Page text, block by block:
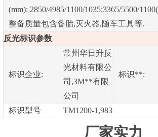
(mm): 2850/4985/1100/1035;3365/5500/
整备质量包含备胎,灭火器,随车工具等.
反光标识参数
标识企业:
常州华日升反
光材料有限公
司,3M**有限
公司
标识**:
标识型号 TM1200-1,983
厂家实力